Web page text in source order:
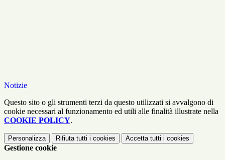
Notizie
Questo sito o gli strumenti terzi da questo utilizzati si avvalgono di
cookie necessari al funzionamento ed utili alle finalità illustrate nella
COOKIE POLICY.
Personalizza Rifiuta tutti i cookies Accetta tutti i cookies
Gestione cookie